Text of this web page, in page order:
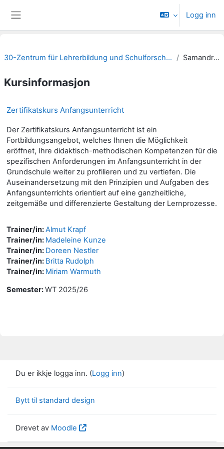
Logg inn
30-Zentrum für Lehrerbildung und Schulforschung Samandrag
Kursinformasjon
Zertifikatskurs Anfangsunterricht
Der Zertifikatskurs Anfangsunterricht ist ein
Fortbildungsangebot, welches Ihnen die Möglichkeit
eröffnet, Ihre didaktisch-methodischen Kompetenzen für die
spezifischen Anforderungen im Anfangsunterricht in der
Grundschule weiter zu profilieren und zu vertiefen. Die
Auseinandersetzung mit den Prinzipien und Aufgaben des
Anfangsunterrichts orientiert auf eine ganzheitliche,
zeitgemäße und differenzierte Gestaltung der Lernprozesse.
Trainer/in:Almut Krapf
Trainer/in: Madeleine Kunze
Trainer/in: Doreen Nestler
Trainer/in: Britta Rudolph
Trainer/in: Miriam Warmuth
Semester:WT 2025/26
Du er ikkje logga inn. (Logg inn)
Bytt til standard design
Drevet av Moodle